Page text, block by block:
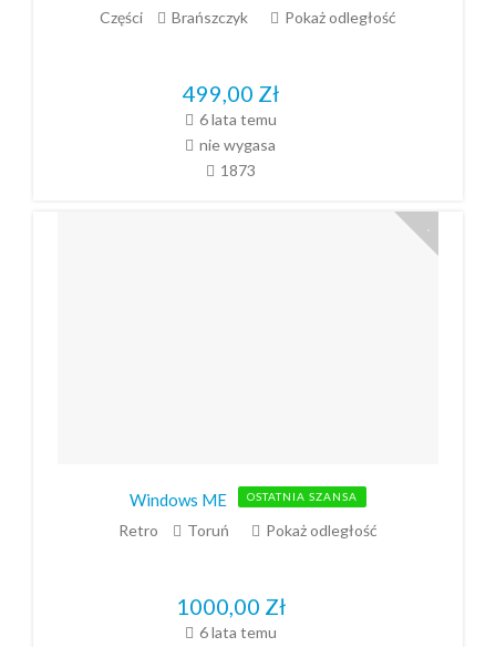
Części Brańszczyk Pokaż odległość
499,00 Zł
6 lata temu
nie wygasa
1873
Windows ME OSTATNIA SZANSA
Retro Toruń Pokaż odległość
1000,00 Zł
6 lata temu